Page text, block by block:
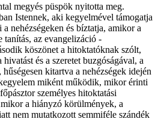
megyés püspök nyitotta meg.
Istennek, aki kegyelmével támogatja
nehézségeken és bíztatja, amikor a
tanítás, az evangelizáció -
köszönet a hitoktatóknak szólt,
és a szeretet buzgóságával, a
kitartva a nehézségek idején
miként működik, mikor érinti
személyes hitoktatási
a hiányzó körülmények, a
nem mutatkozott semmiféle szándék